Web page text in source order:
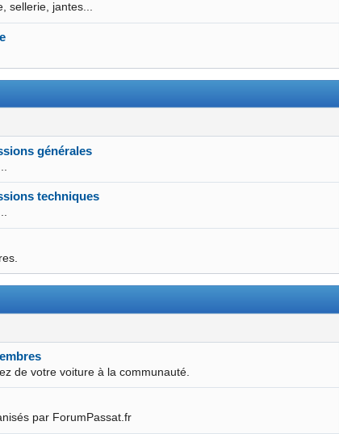
sellerie, jantes...
générales
techniques
de votre voiture à la communauté.
par ForumPassat.fr